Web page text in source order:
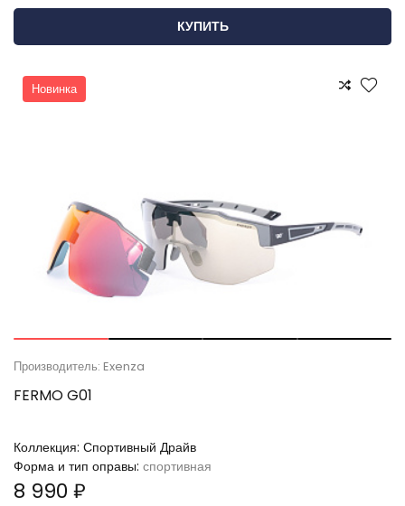
КУПИТЬ
Новинка
Производитель: Exenza
FERMO G01
Коллекция: Спортивный Драйв
Форма и тип оправы: спортивная
8 990 ₽